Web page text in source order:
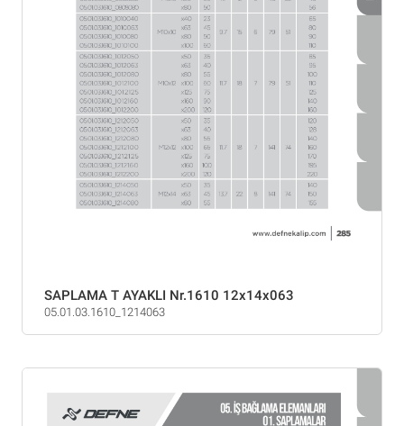
SAPLAMA T AYAKLI Nr.1610 12x14x063
05.01.03.1610_1214063